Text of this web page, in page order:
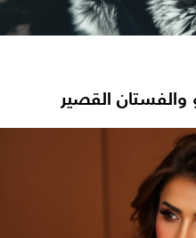
والفستان القصير